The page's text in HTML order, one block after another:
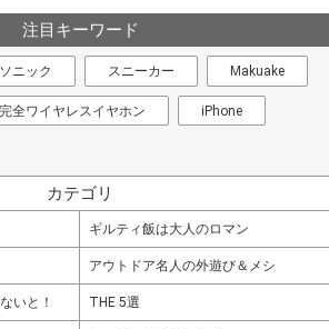
注目キーワード
ニック スニーカー Makuake
完全ワイヤレスイヤホン iPhone
カテゴリ
ギルティ飯は大人のロマン
アウトドア名人の外遊び＆メシ
いと！ THE 5選